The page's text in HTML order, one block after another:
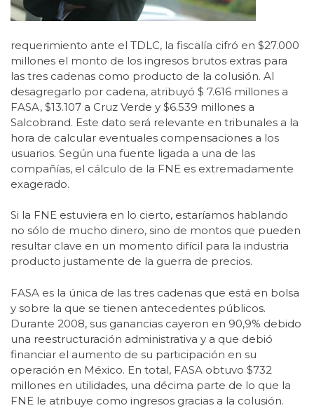
requerimiento ante el TDLC, la fiscalía cifró en $27.000
millones el monto de los ingresos brutos extras para
las tres cadenas como producto de la colusión. Al
desagregarlo por cadena, atribuyó $ 7.616 millones a
FASA, $13.107 a Cruz Verde y $6.539 millones a
Salcobrand. Este dato será relevante en tribunales a la
hora de calcular eventuales compensaciones a los
usuarios. Según una fuente ligada a una de las
compañías, el cálculo de la FNE es extremadamente
exagerado.
Si la FNE estuviera en lo cierto, estaríamos hablando
no sólo de mucho dinero, sino de montos que pueden
resultar clave en un momento difícil para la industria
producto justamente de la guerra de precios.
FASA es la única de las tres cadenas que está en bolsa
y sobre la que se tienen antecedentes públicos.
Durante 2008, sus ganancias cayeron en 90,9% debido
una reestructuración administrativa y a que debió
financiar el aumento de su participación en su
operación en México. En total, FASA obtuvo $732
millones en utilidades, una décima parte de lo que la
FNE le atribuye como ingresos gracias a la colusión.